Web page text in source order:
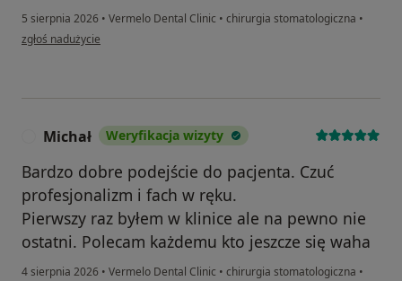
5 sierpnia 2026 • Vermelo Dental Clinic • chirurgia stomatologiczna •
w opinii użytkownika Filip
zgłoś nadużycie
Michał Weryfikacja wizyty
Bardzo dobre podejście do pacjenta. Czuć
profesjonalizm i fach w ręku.
Pierwszy raz byłem w klinice ale na pewno nie
ostatni. Polecam każdemu kto jeszcze się waha
4 sierpnia 2026 • Vermelo Dental Clinic • chirurgia stomatologiczna •